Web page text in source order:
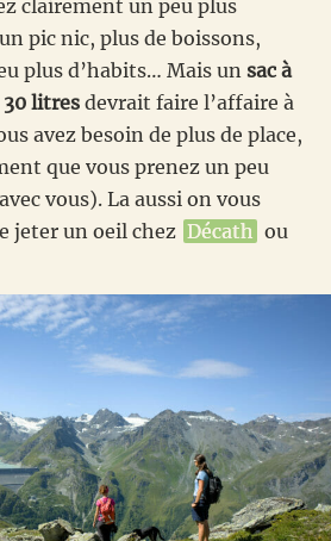
clairement un peu plus
pic nic, plus de boissons,
plus d’habits… Mais un sac à
litres devrait faire l’affaire à
avez besoin de plus de place,
que vous prenez un peu
vous). La aussi on vous
jeter un oeil chez Décath ou